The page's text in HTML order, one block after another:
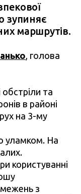
зупиняє
маршрутів.
, голова
та
в районі
на 3-му
уламком. На
користуванні
з